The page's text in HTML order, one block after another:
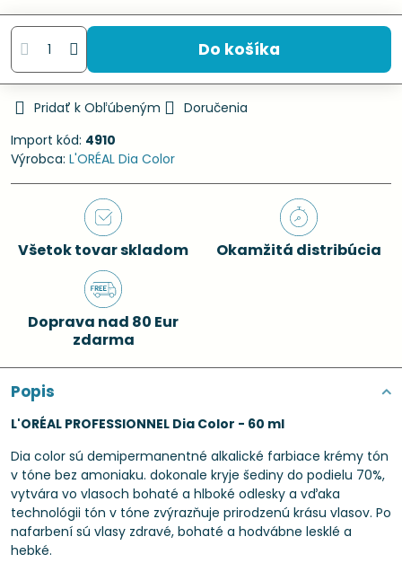
Do košíka
Pridať k Obľúbeným
Doručenia
Import kód: 4910
Výrobca: L'ORÉAL Dia Color
Všetok tovar skladom Okamžitá distribúcia
Doprava nad 80 Eur
zdarma
Popis
L'ORÉAL PROFESSIONNEL Dia Color - 60 ml
Dia color sú demipermanentné alkalické farbiace krémy tón
v tóne bez amoniaku. dokonale kryje šediny do podielu 70%,
vytvára vo vlasoch bohaté a hlboké odlesky a vďaka
technológii tón v tóne zvýrazňuje prirodzenú krásu vlasov. Po
nafarbení sú vlasy zdravé, bohaté a hodvábne lesklé a
hebké.